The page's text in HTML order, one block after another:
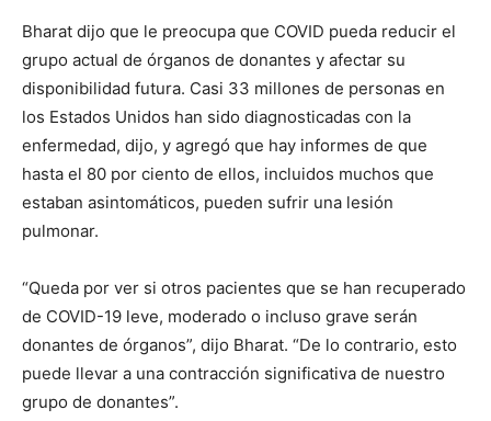
Bharat dijo que le preocupa que COVID pueda reducir el
grupo actual de órganos de donantes y afectar su
disponibilidad futura. Casi 33 millones de personas en
los Estados Unidos han sido diagnosticadas con la
enfermedad, dijo, y agregó que hay informes de que
hasta el 80 por ciento de ellos, incluidos muchos que
estaban asintomáticos, pueden sufrir una lesión
pulmonar.
“Queda por ver si otros pacientes que se han recuperado
de COVID-19 leve, moderado o incluso grave serán
donantes de órganos”, dijo Bharat. “De lo contrario, esto
puede llevar a una contracción significativa de nuestro
grupo de donantes”.